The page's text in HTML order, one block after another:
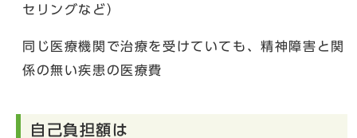
セリングなど）
同じ医療機関で治療を受けていても、精神障害と関
係の無い疾患の医療費
自己負担額は